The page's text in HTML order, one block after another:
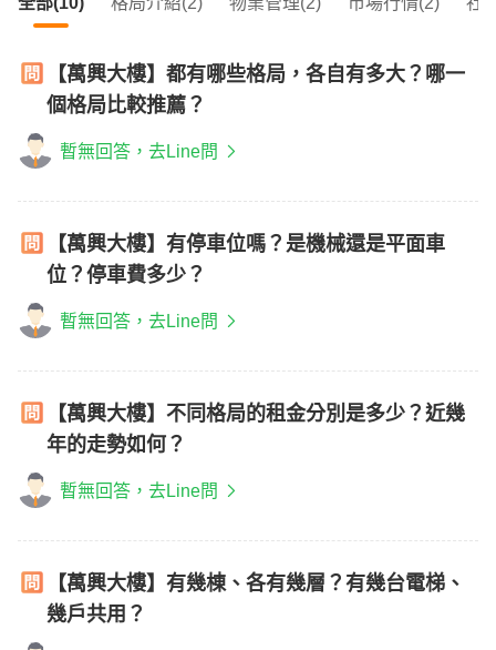
【萬興大樓】都有哪些格局，各自有多大？哪一
個格局比較推薦？
暫無回答，去Line問
【萬興大樓】有停車位嗎？是機械還是平面車
位？停車費多少？
暫無回答，去Line問
【萬興大樓】不同格局的租金分別是多少？近幾
年的走勢如何？
暫無回答，去Line問
【萬興大樓】有幾棟、各有幾層？有幾台電梯、
幾戶共用？